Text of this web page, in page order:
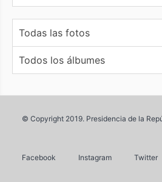
Todas las fotos
Todos los álbumes
© Copyright 2019. Presidencia de la
Facebook Instagram Twitter